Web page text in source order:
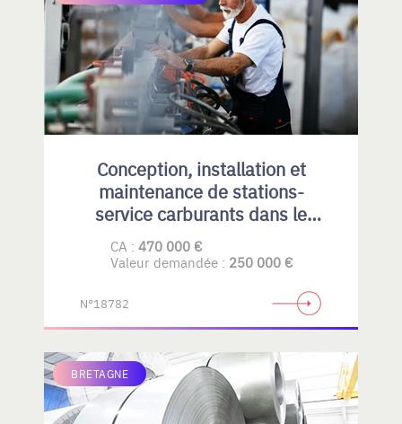
Conception, installation et
maintenance de stations-
service carburants dans le
Privatif et collectivités
CA : 470 000 €
Valeur demandée : 250 000 €
N°18782
BRETAGNE